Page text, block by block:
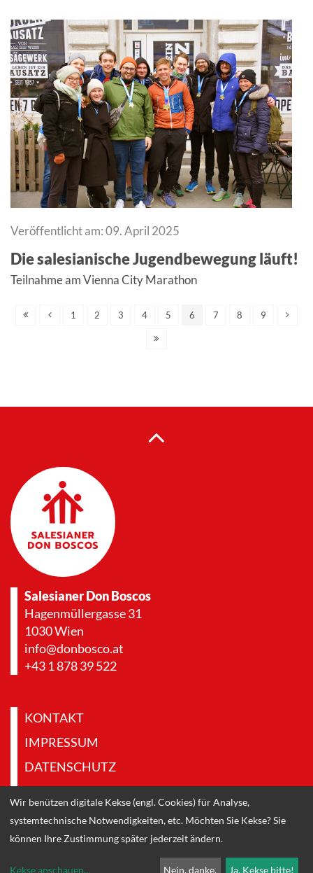
Veröffentlicht am: 09. April 2025
Die salesianische Jugendbewegung läuft!
Teilnahme am Vienna City Marathon
1 2 3 4 5 6 7 8 9
Salesianer Don Boscos
Hagenmüllergasse 31
1030 Wien
info@donbosco.at
+43 1 878 39 522
KONTAKT
IMPRESSUM
DATENSCHUTZ
PRESSE & DOWNLOADS
Wir benützen digitale Kekse (engl. Cookies) für Analyse,
systemtechnische Notwendigkeiten, etc. Möchten Sie Kekse? Sie
können Ihre Zustimmung später jederzeit ändern.
Kekse anschauen... Nein, danke. Ja, Kekse bitte!